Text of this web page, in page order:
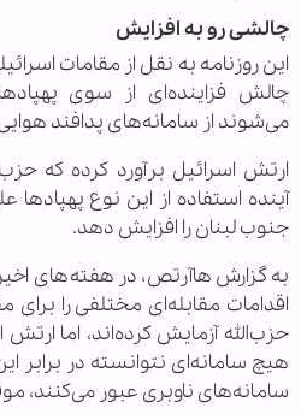
چالشی رو به افزایش
این روزنامه به نقل از مقامات
چالش فزاینده‌ای از سوی
می‌شوند از سامانه‌های پدافند
ارتش اسرائیل برآورد کرده که
آینده استفاده از این نوع
جنوب لبنان را افزایش دهد.
به گزارش هاآرتص، در هفته‌های
اقدامات مقابله‌ای مختلفی را برای
حزب‌الله آزمایش کرده‌اند، اما
هیچ سامانه‌ای نتوانسته در برابر
سامانه‌های ناوبری عبور می‌کنند،